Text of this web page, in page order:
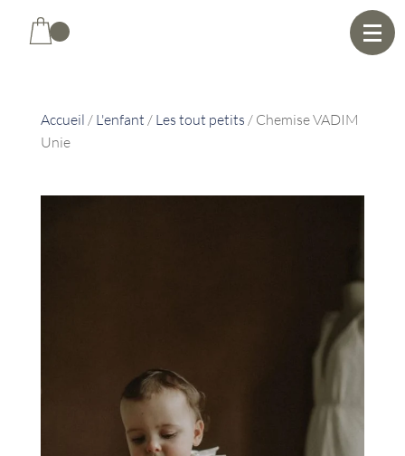
Home
Carte Cadeau
Accueil / L'enfant / Les tout petits / Chemise VADIM
Unie